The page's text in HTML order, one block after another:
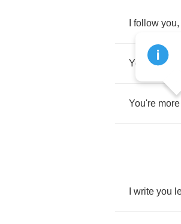
follow you,
You know
You're more
write you